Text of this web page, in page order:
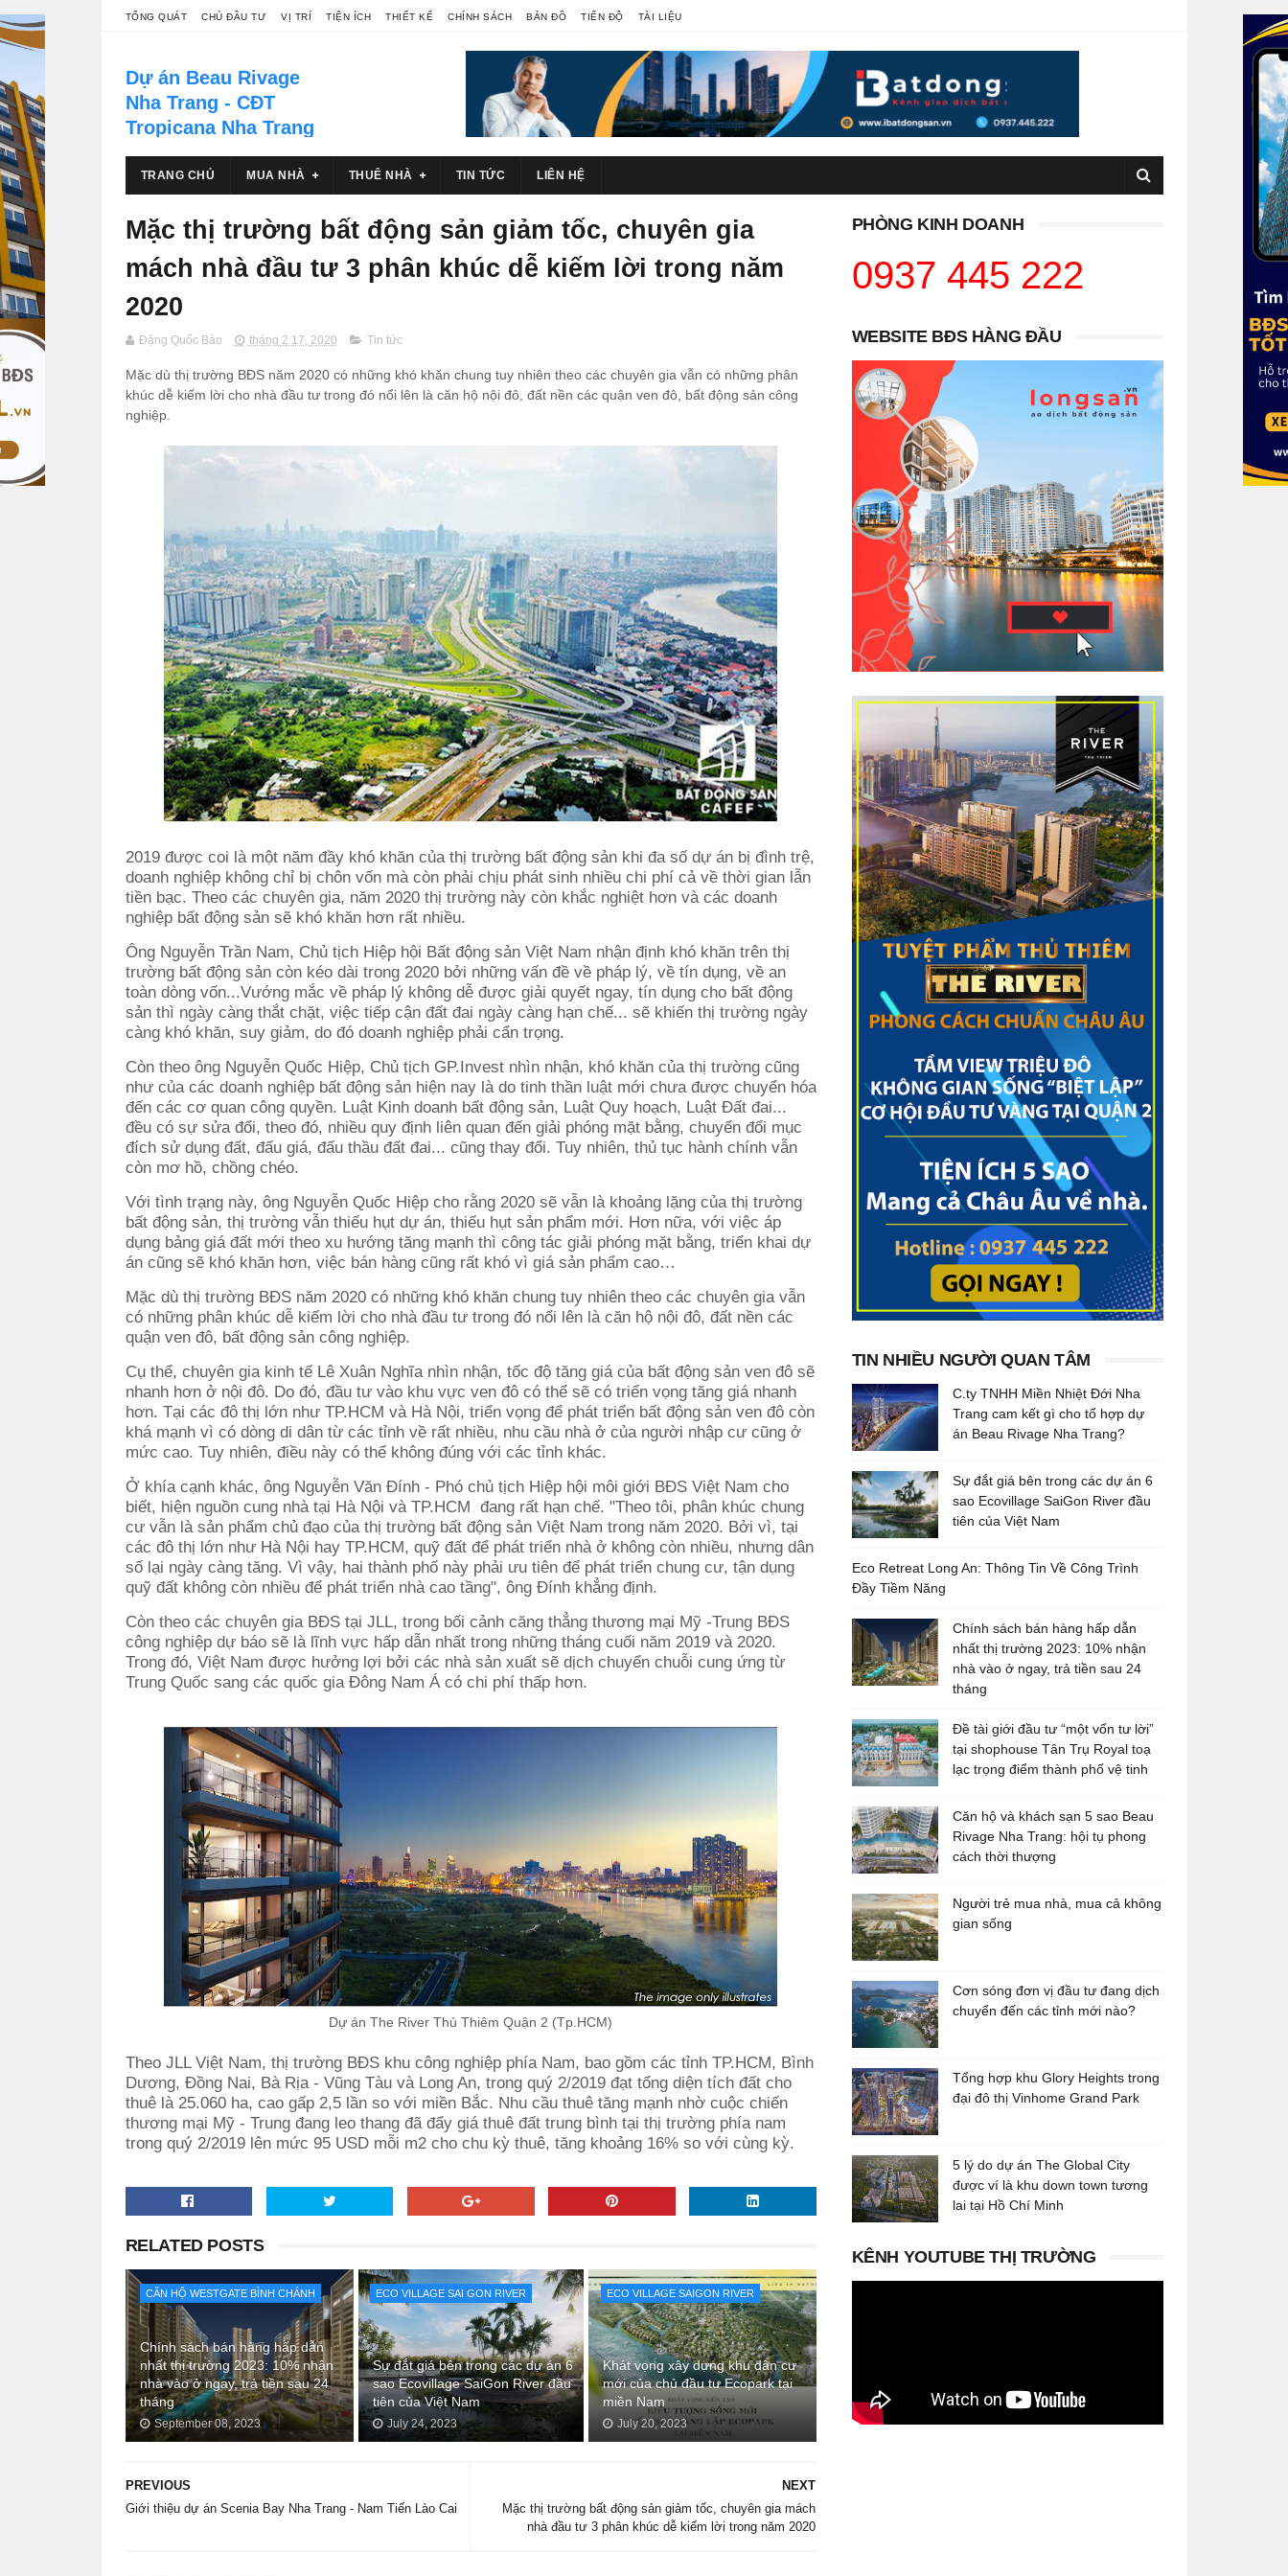
TỔNG QUÁT CHỦ ĐẦU TƯ VỊ TRÍ TIỆN ÍCH THIẾT KẾ CHÍNH SÁCH BẢN ĐỒ TIẾN ĐỘ TÀI LIỆU
Dự án Beau Rivage
Nha Trang - CĐT
Tropicana Nha Trang
Khu phức hợp thương mại vui
chơi giải trí, nghỉ dưỡng căn hộ &
khách sạn du lich 5 sao Beau
40 Trần Phú, thành phố Nha
Trang
TRANG CHỦ MUA NHÀ THUÊ NHÀ TIN TỨC LIÊN HỆ
Mặc thị trường bất động sản giảm tốc, chuyên gia
mách nhà đầu tư 3 phân khúc dễ kiếm lời trong năm
2020
Đặng Quốc Bảo tháng 2 17, 2020 Tin tức
Mặc dù thị trường BĐS năm 2020 có những khó khăn chung tuy nhiên theo các chuyên gia vẫn có những phân
khúc dễ kiếm lời cho nhà đầu tư trong đó nổi lên là căn hộ nội đô, đất nền các quận ven đô, bất động sản công
nghiệp.
2019 được coi là một năm đầy khó khăn của thị trường bất động sản khi đa số dự án bị đình trệ,
doanh nghiệp không chỉ bị chôn vốn mà còn phải chịu phát sinh nhiều chi phí cả về thời gian lẫn
tiền bạc. Theo các chuyên gia, năm 2020 thị trường này còn khắc nghiệt hơn và các doanh
nghiệp bất động sản sẽ khó khăn hơn rất nhiều.
Ông Nguyễn Trần Nam, Chủ tịch Hiệp hội Bất động sản Việt Nam nhận định khó khăn trên thị
trường bất động sản còn kéo dài trong 2020 bởi những vấn đề về pháp lý, về tín dụng, về an
toàn dòng vốn...Vướng mắc về pháp lý không dễ được giải quyết ngay, tín dụng cho bất động
sản thì ngày càng thắt chặt, việc tiếp cận đất đai ngày càng hạn chế... sẽ khiến thị trường ngày
càng khó khăn, suy giảm, do đó doanh nghiệp phải cẩn trọng.
Còn theo ông Nguyễn Quốc Hiệp, Chủ tịch GP.Invest nhìn nhận, khó khăn của thị trường cũng
như của các doanh nghiệp bất động sản hiện nay là do tinh thần luật mới chưa được chuyển hóa
đến các cơ quan công quyền. Luật Kinh doanh bất động sản, Luật Quy hoạch, Luật Đất đai...
đều có sự sửa đổi, theo đó, nhiều quy định liên quan đến giải phóng mặt bằng, chuyển đổi mục
đích sử dụng đất, đấu giá, đấu thầu đất đai... cũng thay đổi. Tuy nhiên, thủ tục hành chính vẫn
còn mơ hồ, chồng chéo.
Với tình trạng này, ông Nguyễn Quốc Hiệp cho rằng 2020 sẽ vẫn là khoảng lặng của thị trường
bất động sản, thị trường vẫn thiếu hụt dự án, thiếu hụt sản phẩm mới. Hơn nữa, với việc áp
dụng bảng giá đất mới theo xu hướng tăng mạnh thì công tác giải phóng mặt bằng, triển khai dự
án cũng sẽ khó khăn hơn, việc bán hàng cũng rất khó vì giá sản phẩm cao…
Mặc dù thị trường BĐS năm 2020 có những khó khăn chung tuy nhiên theo các chuyên gia vẫn
có những phân khúc dễ kiếm lời cho nhà đầu tư trong đó nổi lên là căn hộ nội đô, đất nền các
quận ven đô, bất động sản công nghiệp.
Cụ thể, chuyên gia kinh tế Lê Xuân Nghĩa nhìn nhận, tốc độ tăng giá của bất động sản ven đô sẽ
nhanh hơn ở nội đô. Do đó, đầu tư vào khu vực ven đô có thể sẽ có triển vọng tăng giá nhanh
hơn. Tại các đô thị lớn như TP.HCM và Hà Nội, triển vọng để phát triển bất động sản ven đô còn
khá mạnh vì có dòng di dân từ các tỉnh về rất nhiều, nhu cầu nhà ở của người nhập cư cũng ở
mức cao. Tuy nhiên, điều này có thể không đúng với các tỉnh khác.
Ở khía cạnh khác, ông Nguyễn Văn Đính - Phó chủ tịch Hiệp hội môi giới BĐS Việt Nam cho
biết, hiện nguồn cung nhà tại Hà Nội và TP.HCM đang rất hạn chế. "Theo tôi, phân khúc chung
cư vẫn là sản phẩm chủ đạo của thị trường bất động sản Việt Nam trong năm 2020. Bởi vì, tại
các đô thị lớn như Hà Nội hay TP.HCM, quỹ đất để phát triển nhà ở không còn nhiều, nhưng dân
số lại ngày càng tăng. Vì vậy, hai thành phố này phải ưu tiên để phát triển chung cư, tận dụng
quỹ đất không còn nhiều để phát triển nhà cao tầng", ông Đính khẳng định.
Còn theo các chuyên gia BĐS tại JLL, trong bối cảnh căng thẳng thương mại Mỹ -Trung BĐS
công nghiệp dự báo sẽ là lĩnh vực hấp dẫn nhất trong những tháng cuối năm 2019 và 2020.
Trong đó, Việt Nam được hưởng lợi bởi các nhà sản xuất sẽ dịch chuyển chuỗi cung ứng từ
Trung Quốc sang các quốc gia Đông Nam Á có chi phí thấp hơn.
Dự án The River Thủ Thiêm Quận 2 (Tp.HCM)
Theo JLL Việt Nam, thị trường BĐS khu công nghiệp phía Nam, bao gồm các tỉnh TP.HCM, Bình
Dương, Đồng Nai, Bà Rịa - Vũng Tàu và Long An, trong quý 2/2019 đạt tổng diện tích đất cho
thuê là 25.060 ha, cao gấp 2,5 lần so với miền Bắc. Nhu cầu thuê tăng mạnh nhờ cuộc chiến
thương mại Mỹ - Trung đang leo thang đã đẩy giá thuê đất trung bình tại thị trường phía nam
trong quý 2/2019 lên mức 95 USD mỗi m2 cho chu kỳ thuê, tăng khoảng 16% so với cùng kỳ.
RELATED POSTS
CĂN HỘ WESTGATE BÌNH CHÁNH
Chính sách bán hàng hấp dẫn
nhất thị trường 2023: 10% nhận
nhà vào ở ngay, trả tiền sau 24
tháng
September 08, 2023
ECO VILLAGE SAI GON RIVER
Sự đắt giá bên trong các dự án 6
sao Ecovillage SaiGon River đầu
tiên của Việt Nam
July 24, 2023
ECO VILLAGE SAIGON RIVER
Khát vọng xây dựng khu dân cư
mới của chủ đầu tư Ecopark tại
miền Nam
July 20, 2023
NEXT
Mặc thị trường bất động sản giảm tốc, chuyên gia mách
nhà đầu tư 3 phân khúc dễ kiếm lời trong năm 2020
PREVIOUS
Giới thiệu dự án Scenia Bay Nha Trang - Nam Tiến Lào Cai
PHÒNG KINH DOANH
0937 445 222
WEBSITE BĐS HÀNG ĐẦU
TIN NHIỀU NGƯỜI QUAN TÂM
C.ty TNHH Miền Nhiệt Đới Nha
Trang cam kết gì cho tổ hợp dự
án Beau Rivage Nha Trang?
Sự đắt giá bên trong các dự án 6
sao Ecovillage SaiGon River đầu
tiên của Việt Nam
Eco Retreat Long An: Thông Tin Về Công Trình
Đầy Tiềm Năng
Chính sách bán hàng hấp dẫn
nhất thị trường 2023: 10% nhận
nhà vào ở ngay, trả tiền sau 24
tháng
Đề tài giới đầu tư “một vốn tư lời”
tại shophouse Tân Trụ Royal toạ
lạc trọng điểm thành phố vệ tinh
Căn hộ và khách sạn 5 sao Beau
Rivage Nha Trang: hội tụ phong
cách thời thượng
Người trẻ mua nhà, mua cả không
gian sống
Cơn sóng đơn vị đầu tư đang dịch
chuyển đến các tỉnh mới nào?
Tổng hợp khu Glory Heights trong
đại đô thị Vinhome Grand Park
5 lý do dự án The Global City
được ví là khu down town tương
lai tại Hồ Chí Minh
KÊNH YOUTUBE THỊ TRƯỜNG